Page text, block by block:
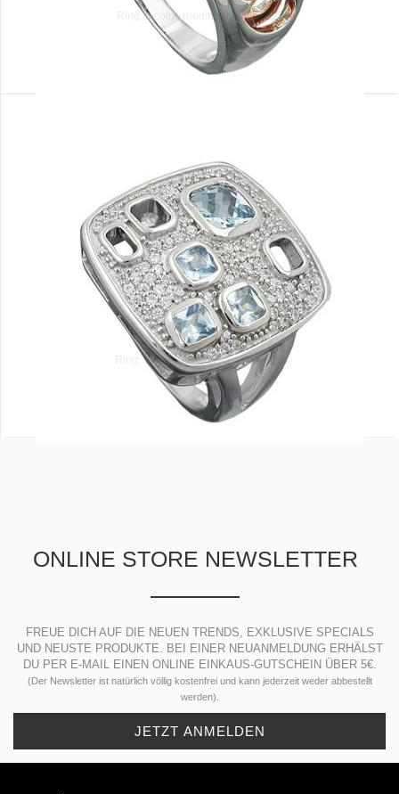
Ring, bicolor, rhodiniert, Silber 925
Ring, Viereck, Zirkonias, Silber 925
ONLINE STORE NEWSLETTER
FREUE DICH AUF DIE NEUEN TRENDS, EXKLUSIVE SPECIALS
UND NEUSTE PRODUKTE. BEI EINER NEUANMELDUNG ERHÄLST
DU PER E-MAIL EINEN ONLINE EINKAUS-GUTSCHEIN ÜBER 5€.
(Der Newsletter ist natürlich völlig kostenfrei und kann jederzeit weder abbestellt
werden).